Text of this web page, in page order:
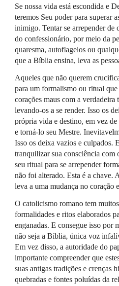
Se nossa vida está escondida e
teremos Seu poder para superar
inimigo. Tentar se arrepender de
do confessionário, por meio da
quaresma, autoflagelos ou
que a Bíblia ensina, leva as
Aqueles que não querem
para um formalismo ou ritual
corações maus com a verdadeira
levando-os a se render. Isso os
própria vida e destino, em vez
e torná-lo seu Mestre.
Isso os deixa vazios e culpados.
tranquilizar sua consciência com
seu ritual para se arrepender
não foi alterado. Esta é a chave.
leva a uma mudança no coração
O catolicismo romano tem
formalidades e ritos elaborados
enganadas. E consegue isso por
não seja a Bíblia, única voz
Em vez disso, a autoridade do
importante compreender que
suas antigas tradições e crenças
quebradas e fontes poluídas da